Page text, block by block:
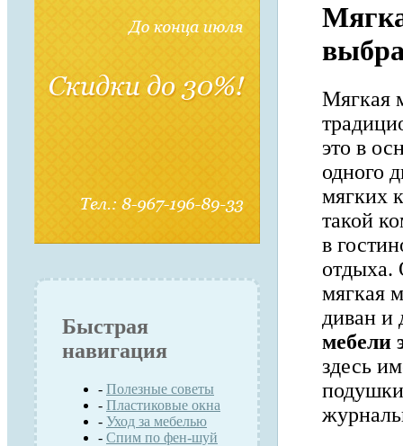
Мягкая
это в
одного
мягких
такой
в
отдыха.
мягкая
диван и
мебели
здесь
Быстрая
навигация
- Полезные советы
- Пластиковые окна
- Уход за мебелью
- Спим по фен-шуй